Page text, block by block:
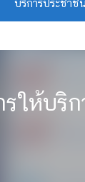
บริการประชาชน
ให้บริ